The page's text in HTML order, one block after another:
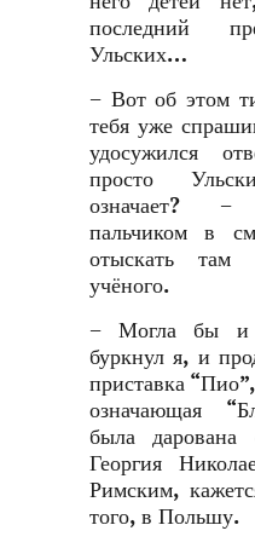
последний
Ульских…
− Вот об этом
тебя уже
удосужился
просто
означает?
пальчиком в
отыскать там
учёного.
− Могла бы и
буркнул я, и
приставка
означающая
была дарована
Георгия
Римским,
того, в Польшу.